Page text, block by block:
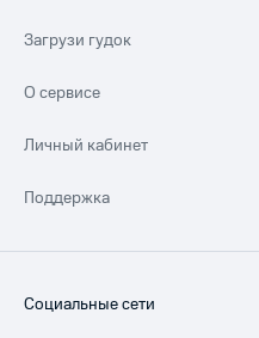
Загрузи гудок
О сервисе
Личный кабинет
Поддержка
Социальные сети